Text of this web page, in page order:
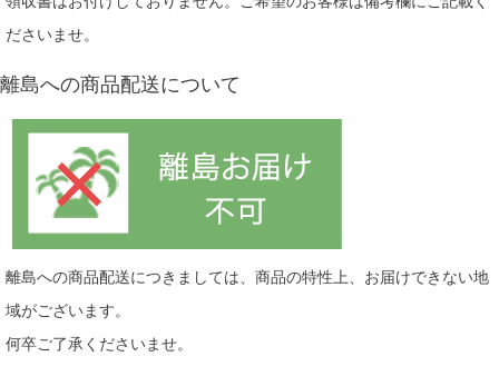
ださいませ。
離島への商品配送について
離島への商品配送につきましては、商品の特性上、お届けできない地
域がございます。
何卒ご了承くださいませ。